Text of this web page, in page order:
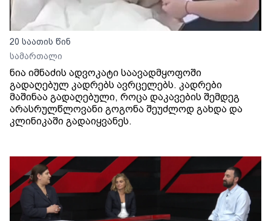
20 საათის წინ
სამართალი
ნია იმნაძის ადვოკატი საავადმყოფოში
გადაღებულ კადრებს ავრცელებს. კადრები
მაშინაა გადაღებული, როცა დაკავების შემდეგ
არასრულწლოვანი გოგონა შეუძლოდ გახდა და
კლინიკაში გადაიყვანეს.